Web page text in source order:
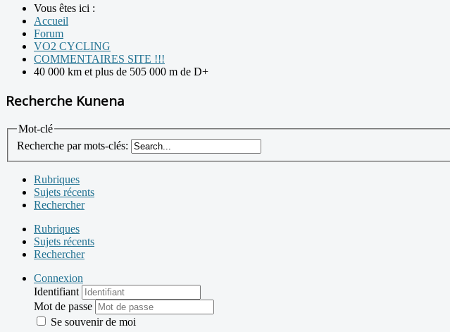
Vous êtes ici :
Accueil
Forum
VO2 CYCLING
COMMENTAIRES SITE !!!
40 000 km et plus de 505 000 m de D+
Recherche Kunena
Mot-clé
Recherche par mots-clés:
Rubriques
Sujets récents
Rechercher
Rubriques
Sujets récents
Rechercher
Connexion
Identifiant
Mot de passe
Se souvenir de moi